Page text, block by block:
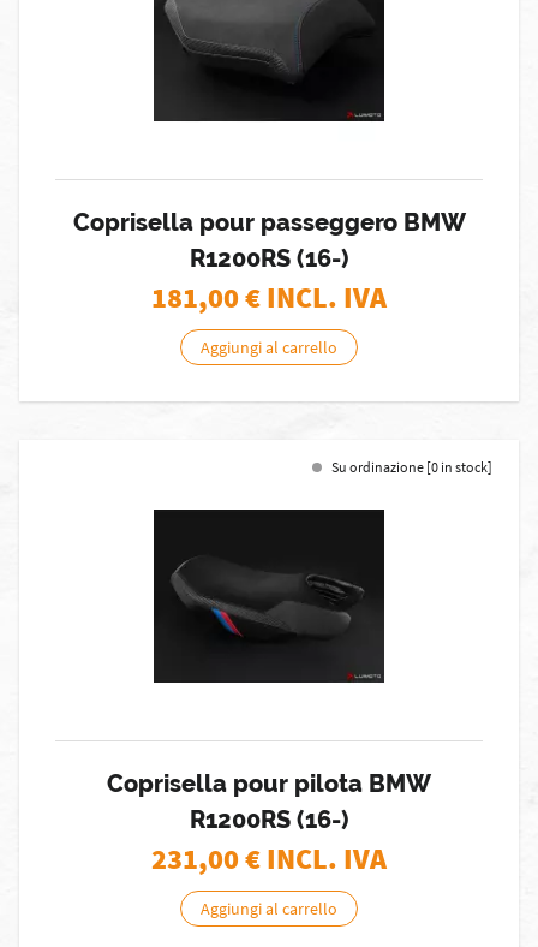
Coprisella pour passeggero BMW
R1200RS (16-)
181,00€ INCL. IVA
Aggiungi al carrello
Su ordinazione [0 in stock]
Coprisella pour pilota BMW
R1200RS (16-)
231,00€ INCL. IVA
Aggiungi al carrello